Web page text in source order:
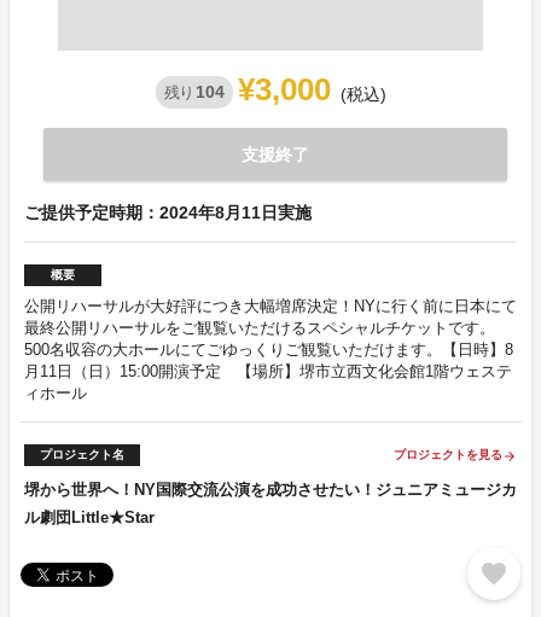
残り 104 ¥3,000 (税込)
支援終了
ご提供予定時期：2024年8月11日実施
概要
公開リハーサルが大好評につき大幅増席決定！NYに行く前に日本にて
最終公開リハーサルをご観覧いただけるスペシャルチケットです。
500名収容の大ホールにてごゆっくりご観覧いただけます。【日時】8
月11日（日）15:00開演予定 【場所】堺市立西文化会館1階ウェステ
ィホール
プロジェクト名 プロジェクトを見る arrow_forward
堺から世界へ！NY国際交流公演を成功させたい！ジュニアミュージカ
ル劇団Little★Star
favorite